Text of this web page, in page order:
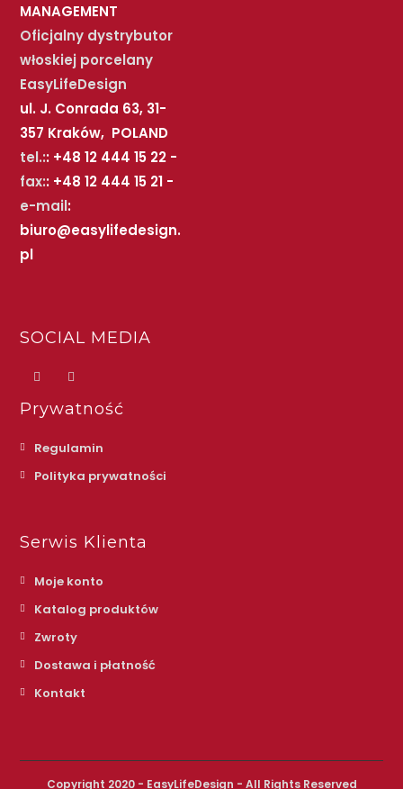
MANAGEMENT
Oficjalny dystrybutor
włoskiej porcelany
EasyLifeDesign
ul. J. Conrada 63, 31-
357 Kraków, POLAND
tel.:: +48 12 444 15 22 -
fax:: +48 12 444 15 21 -
e-mail:
biuro@easylifedesign.
pl
SOCIAL MEDIA
Prywatność
Regulamin
Polityka prywatności
Serwis Klienta
Moje konto
Katalog produktów
Zwroty
Dostawa i płatność
Kontakt
Copyright 2020 - EasyLifeDesign - All Rights Reserved